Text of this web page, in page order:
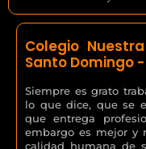
Colegio
Santo Domingo -
Siempre es grato
lo que dice, que se
que entrega
embargo es mejor y
calidad humana de